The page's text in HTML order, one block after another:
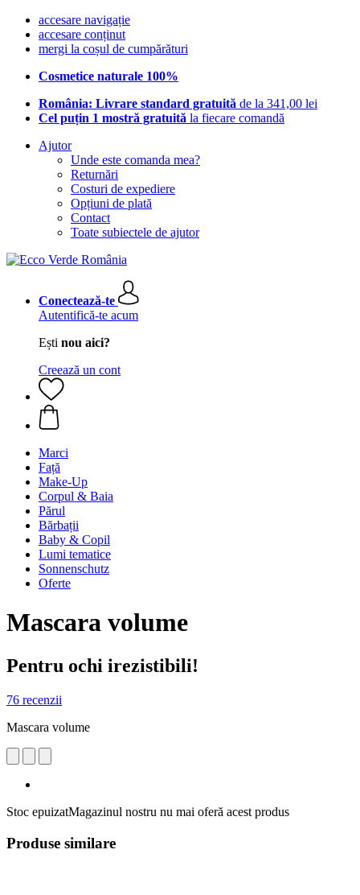
accesare navigație
accesare conținut
mergi la coșul de cumpărături
Cosmetice naturale 100%
România: Livrare standard gratuită de la 341,00 lei
Cel puțin 1 mostră gratuită la fiecare comandă
Ajutor
Unde este comanda mea?
Returnări
Costuri de expediere
Opțiuni de plată
Contact
Toate subiectele de ajutor
Conectează-te
Autentifică-te acum
Ești nou aici?
Creează un cont
Marci
Față
Make-Up
Corpul & Baia
Părul
Bărbații
Baby & Copil
Lumi tematice
Sonnenschutz
Oferte
Mascara volume
Pentru ochi irezistibili!
76 recenzii
Mascara volume
Stoc epuizatMagazinul nostru nu mai oferă acest produs
Produse similare